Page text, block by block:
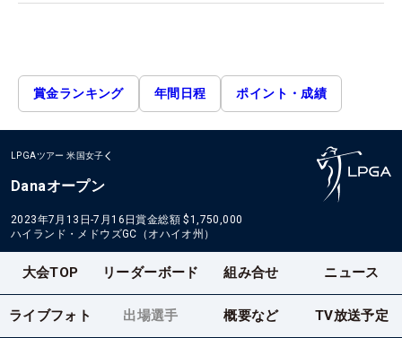
賞金ランキング 年間日程 ポイント・成績
LPGAツアー 米国女子
Danaオープン
2023年7月13日-7月16日賞金総額 $1,750,000
ハイランド・メドウズGC（オハイオ州）
大会TOP リーダーボード 組み合せ ニュース
ライブフォト 出場選手 概要など TV放送予定